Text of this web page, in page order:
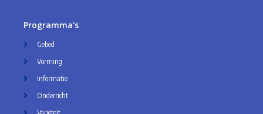
Programma's
Gebed
Vorming
Informatie
Onderricht